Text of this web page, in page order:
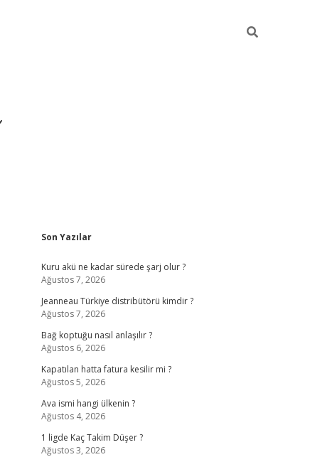
Sidebar
Son Yazılar
Kuru akü ne kadar sürede şarj olur ?
Ağustos 7, 2026
Jeanneau Türkiye distribütörü kimdir ?
Ağustos 7, 2026
Bağ koptuğu nasıl anlaşılır ?
Ağustos 6, 2026
Kapatılan hatta fatura kesilir mi ?
Ağustos 5, 2026
Ava ismi hangi ülkenin ?
Ağustos 4, 2026
1 ligde Kaç Takim Düşer ?
Ağustos 3, 2026